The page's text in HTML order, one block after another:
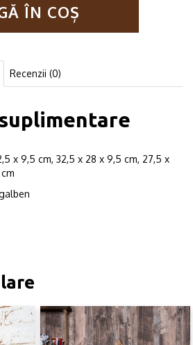
ÎN COȘ
Recenzii (0)
x 9,5 cm, 32,5 x 28 x 9,5 cm, 27,5 x